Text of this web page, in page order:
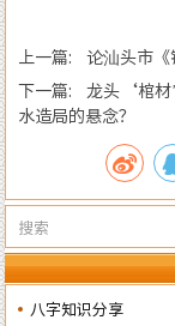
八字知识分享
上一篇: 论汕头市《
的关系
下一篇: 龙头‘棺材
水造局的悬念？